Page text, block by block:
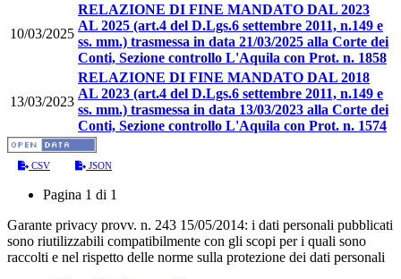
10/03/2025
RELAZIONE DI FINE MANDATO DAL 2023
AL 2025 (art.4 del D.Lgs.6 settembre 2011, n.149 e
ss. mm.) trasmessa in data 21/03/2025 alla Corte dei
Conti, Sezione controllo L'Aquila con Prot. n. 1858
13/03/2023
RELAZIONE DI FINE MANDATO DAL 2018
AL 2023 (art.4 del D.Lgs.6 settembre 2011, n.149 e
ss. mm.) trasmessa in data 13/03/2023 alla Corte dei
Conti, Sezione controllo L'Aquila con Prot. n. 1574
CSV JSON
Pagina 1 di 1
Garante privacy provv. n. 243 15/05/2014: i dati personali pubblicati
sono riutilizzabili compatibilmente con gli scopi per i quali sono
raccolti e nel rispetto delle norme sulla protezione dei dati personali